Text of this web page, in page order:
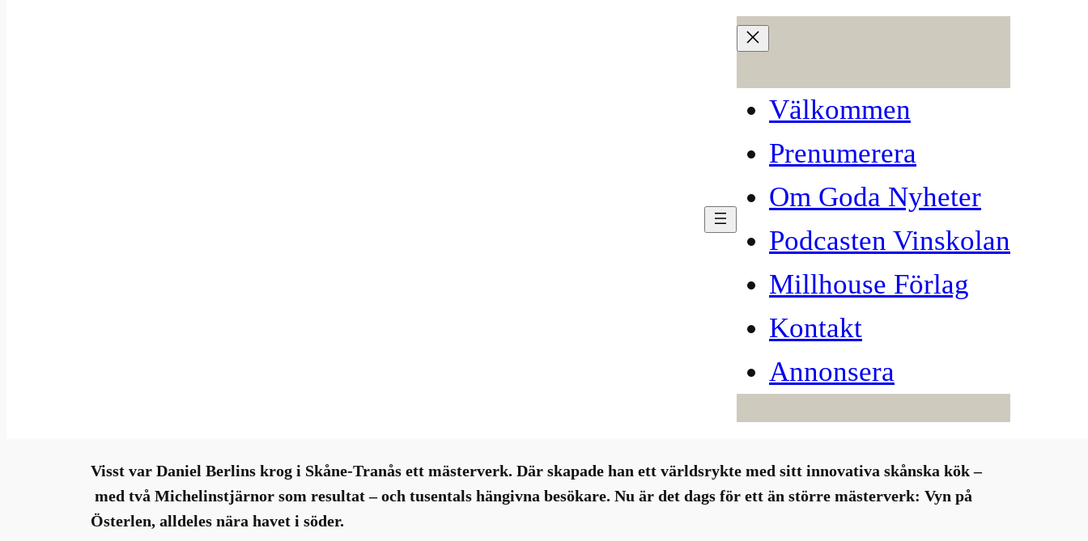
Välkommen
Prenumerera
Om Goda Nyheter
Podcasten Vinskolan
Millhouse Förlag
Kontakt
Annonsera
Vyn är Daniel Berlins nya gastronomiska mästerverk
Visst var Daniel Berlins krog i Skåne-Tranås ett mästerverk. Där skapade han ett världsrykte med sitt innovativa skånska kök –
med två Michelinstjärnor som resultat – och tusentals hängivna besökare. Nu är det dags för ett än större mästerverk: Vyn på
Österlen, alldeles nära havet i söder.